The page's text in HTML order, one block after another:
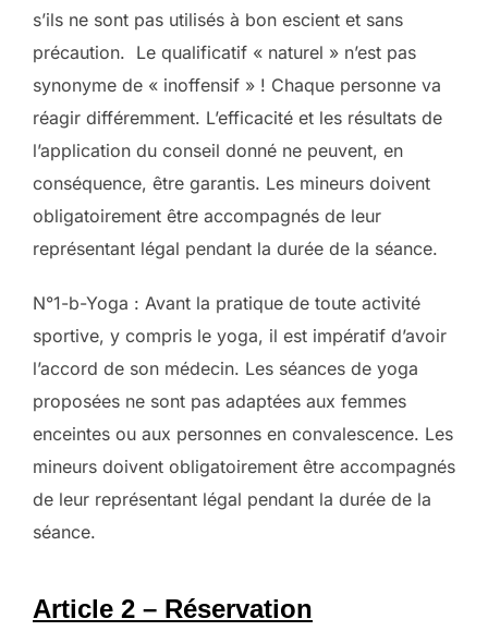
s’ils ne sont pas utilisés à bon escient et sans
précaution. Le qualificatif « naturel » n’est pas
synonyme de « inoffensif » ! Chaque personne va
réagir différemment. L’efficacité et les résultats de
l’application du conseil donné ne peuvent, en
conséquence, être garantis. Les mineurs doivent
obligatoirement être accompagnés de leur
représentant légal pendant la durée de la séance.
N°1-b-Yoga : Avant la pratique de toute activité
sportive, y compris le yoga, il est impératif d’avoir
l’accord de son médecin. Les séances de yoga
proposées ne sont pas adaptées aux femmes
enceintes ou aux personnes en convalescence. Les
mineurs doivent obligatoirement être accompagnés
de leur représentant légal pendant la durée de la
séance.
Article 2 – Réservation